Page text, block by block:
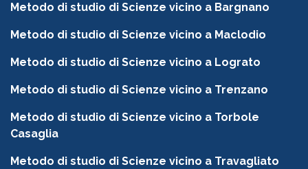
Metodo di studio di Scienze vicino a Bargnano
Metodo di studio di Scienze vicino a Maclodio
Metodo di studio di Scienze vicino a Lograto
Metodo di studio di Scienze vicino a Trenzano
Metodo di studio di Scienze vicino a Torbole
Casaglia
Metodo di studio di Scienze vicino a Travagliato